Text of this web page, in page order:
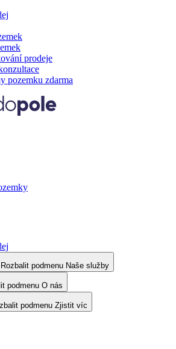
prodeje
pozemku zdarma
Rozbalit podmenu Naše služby
podmenu O nás
podmenu Zjistit víc